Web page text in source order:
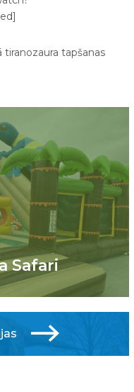
tiranozaura tapšanas
Safari